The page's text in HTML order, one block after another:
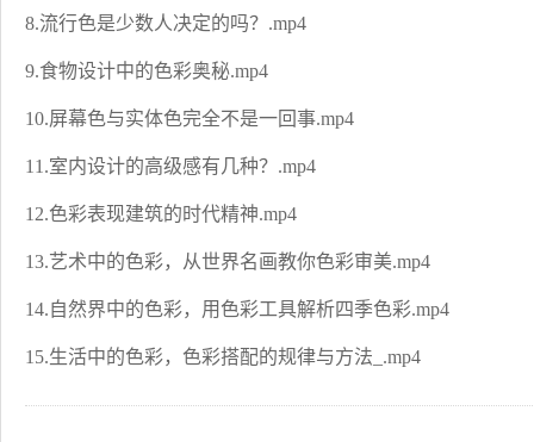
8.流行色是少数人决定的吗？.mp4
9.食物设计中的色彩奥秘.mp4
10.屏幕色与实体色完全不是一回事.mp4
11.室内设计的高级感有几种？.mp4
12.色彩表现建筑的时代精神.mp4
13.艺术中的色彩，从世界名画教你色彩审美.mp4
14.自然界中的色彩，用色彩工具解析四季色彩.mp4
15.生活中的色彩，色彩搭配的规律与方法_.mp4